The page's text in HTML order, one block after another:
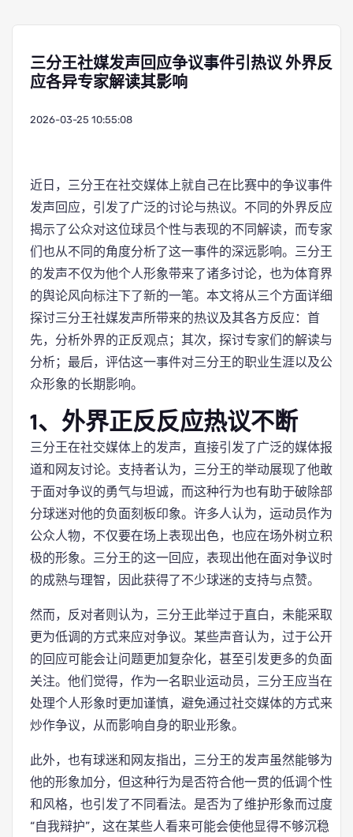
三分王社媒发声回应争议事件引热议 外界反
应各异专家解读其影响
2026-03-25 10:55:08
近日，三分王在社交媒体上就自己在比赛中的争议事件
发声回应，引发了广泛的讨论与热议。不同的外界反应
揭示了公众对这位球员个性与表现的不同解读，而专家
们也从不同的角度分析了这一事件的深远影响。三分王
的发声不仅为他个人形象带来了诸多讨论，也为体育界
的舆论风向标注下了新的一笔。本文将从三个方面详细
探讨三分王社媒发声所带来的热议及其各方反应：首
先，分析外界的正反观点；其次，探讨专家们的解读与
分析；最后，评估这一事件对三分王的职业生涯以及公
众形象的长期影响。
1、外界正反反应热议不断
三分王在社交媒体上的发声，直接引发了广泛的媒体报
道和网友讨论。支持者认为，三分王的举动展现了他敢
于面对争议的勇气与坦诚，而这种行为也有助于破除部
分球迷对他的负面刻板印象。许多人认为，运动员作为
公众人物，不仅要在场上表现出色，也应在场外树立积
极的形象。三分王的这一回应，表现出他在面对争议时
的成熟与理智，因此获得了不少球迷的支持与点赞。
然而，反对者则认为，三分王此举过于直白，未能采取
更为低调的方式来应对争议。某些声音认为，过于公开
的回应可能会让问题更加复杂化，甚至引发更多的负面
关注。他们觉得，作为一名职业运动员，三分王应当在
处理个人形象时更加谨慎，避免通过社交媒体的方式来
炒作争议，从而影响自身的职业形象。
此外，也有球迷和网友指出，三分王的发声虽然能够为
他的形象加分，但这种行为是否符合他一贯的低调个性
和风格，也引发了不同看法。是否为了维护形象而过度
“自我辩护”，这在某些人看来可能会使他显得不够沉稳